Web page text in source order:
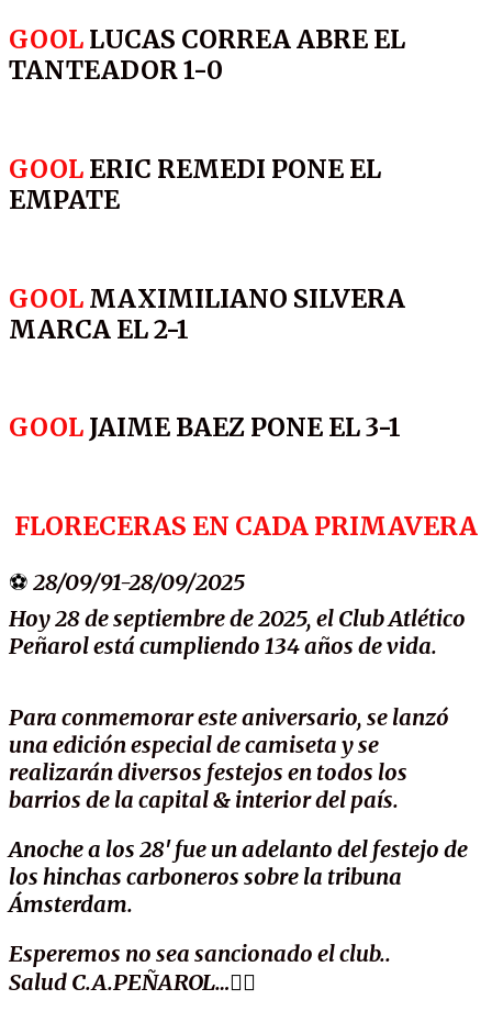
GOOL LUCAS CORREA ABRE EL
TANTEADOR 1-0
GOOL ERIC REMEDI PONE EL
EMPATE
GOOL MAXIMILIANO SILVERA
MARCA EL 2-1
GOOL JAIME BAEZ PONE EL 3-1
FLORECERAS EN CADA PRIMAVERA
⚽ 28/09/91-28/09/2025
Hoy 28 de septiembre de 2025, el Club Atlético
Peñarol está cumpliendo 134 años de vida.
Para conmemorar este aniversario, se lanzó
una edición especial de camiseta y se
realizarán diversos festejos en todos los
barrios de la capital & interior del país.
Anoche a los 28′ fue un adelanto del festejo de
los hinchas carboneros sobre la tribuna
Ámsterdam.
Esperemos no sea sancionado el club..
Salud C.A.PEÑAROL…✍🏽